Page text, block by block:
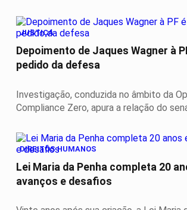
JUSTIÇA
Depoimento de Jaques Wagner à
pedido da defesa
Investigação, conduzida no âmbito da
Compliance Zero, apura a relação do
DIREITOS HUMANOS
Lei Maria da Penha completa 20
avanços e desafios